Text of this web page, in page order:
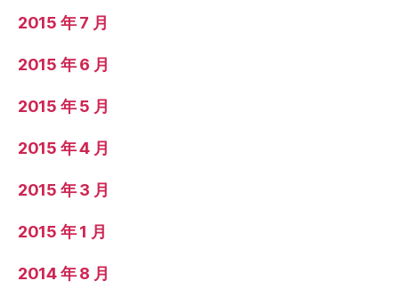
2015 年 7 月
2015 年 6 月
2015 年 5 月
2015 年 4 月
2015 年 3 月
2015 年 1 月
2014 年 8 月